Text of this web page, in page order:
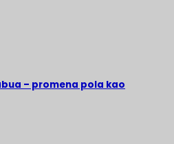
– promena pola kao